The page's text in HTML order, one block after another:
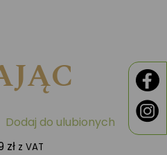
zł z VAT
Dodaj do ulubionych